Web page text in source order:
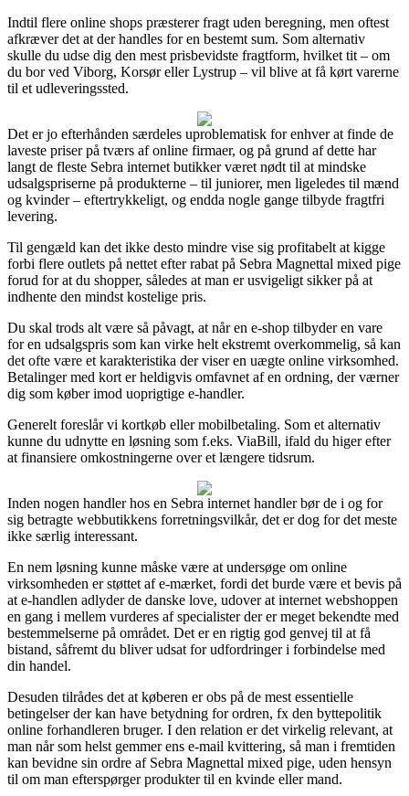
Indtil flere online shops præsterer fragt uden beregning, men oftest
afkræver det at der handles for en bestemt sum. Som alternativ
skulle du udse dig den mest prisbevidste fragtform, hvilket tit – om
du bor ved Viborg, Korsør eller Lystrup – vil blive at få kørt varerne
til et udleveringssted.
Det er jo efterhånden særdeles uproblematisk for enhver at finde de
laveste priser på tværs af online firmaer, og på grund af dette har
langt de fleste Sebra internet butikker været nødt til at mindske
udsalgspriserne på produkterne – til juniorer, men ligeledes til mænd
og kvinder – eftertrykkeligt, og endda nogle gange tilbyde fragtfri
levering.
Til gengæld kan det ikke desto mindre vise sig profitabelt at kigge
forbi flere outlets på nettet efter rabat på Sebra Magnettal mixed pige
forud for at du shopper, således at man er usvigeligt sikker på at
indhente den mindst kostelige pris.
Du skal trods alt være så påvagt, at når en e-shop tilbyder en vare
for en udsalgspris som kan virke helt ekstremt overkommelig, så kan
det ofte være et karakteristika der viser en uægte online virksomhed.
Betalinger med kort er heldigvis omfavnet af en ordning, der værner
dig som køber imod uoprigtige e-handler.
Generelt foreslår vi kortkøb eller mobilbetaling. Som et alternativ
kunne du udnytte en løsning som f.eks. ViaBill, ifald du higer efter
at finansiere omkostningerne over et længere tidsrum.
Inden nogen handler hos en Sebra internet handler bør de i og for
sig betragte webbutikkens forretningsvilkår, det er dog for det meste
ikke særlig interessant.
En nem løsning kunne måske være at undersøge om online
virksomheden er støttet af e-mærket, fordi det burde være et bevis på
at e-handlen adlyder de danske love, udover at internet webshoppen
en gang i mellem vurderes af specialister der er meget bekendte med
bestemmelserne på området. Det er en rigtig god genvej til at få
bistand, såfremt du bliver udsat for udfordringer i forbindelse med
din handel.
Desuden tilrådes det at køberen er obs på de mest essentielle
betingelser der kan have betydning for ordren, fx den byttepolitik
online forhandleren bruger. I den relation er det virkelig relevant, at
man når som helst gemmer ens e-mail kvittering, så man i fremtiden
kan bevidne sin ordre af Sebra Magnettal mixed pige, uden hensyn
til om man efterspørger produkter til en kvinde eller mand.